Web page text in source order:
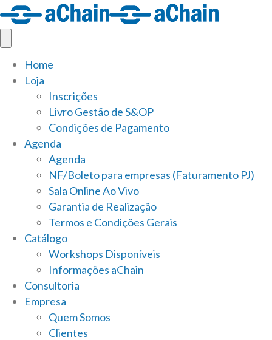
Home
Loja
Inscrições
Livro Gestão de S&OP
Condições de Pagamento
Agenda
Agenda
NF/Boleto para empresas (Faturamento PJ)
Sala Online Ao Vivo
Garantia de Realização
Termos e Condições Gerais
Catálogo
Workshops Disponíveis
Informações aChain
Consultoria
Empresa
Quem Somos
Clientes